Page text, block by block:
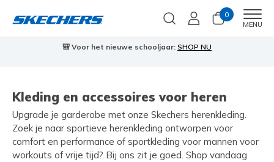
0
MENU
🎒 Voor het nieuwe schooljaar: SHOP NU
Kleding en accessoires voor heren
Upgrade je garderobe met onze Skechers herenkleding.
Zoek je naar sportieve herenkleding ontworpen voor
comfort en performance of sportkleding voor mannen voor
workouts of vrije tijd? Bij ons zit je goed. Shop vandaag